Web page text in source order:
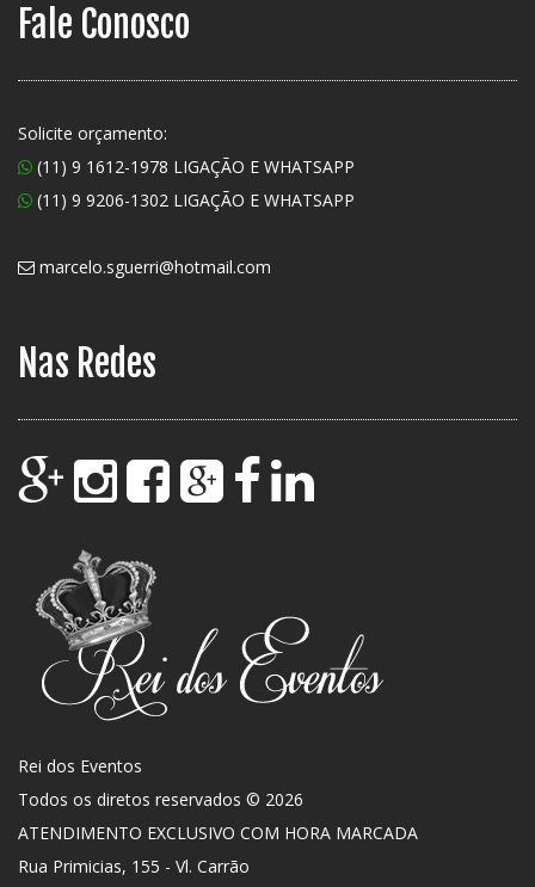
Fale Conosco
Solicite orçamento:
(11) 9 1612-1978 LIGAÇÃO E WHATSAPP
(11) 9 9206-1302 LIGAÇÃO E WHATSAPP
marcelo.sguerri@hotmail.com
Nas Redes
Rei dos Eventos
Todos os diretos reservados © 2026
ATENDIMENTO EXCLUSIVO COM HORA MARCADA
Rua Primicias, 155 - Vl. Carrão